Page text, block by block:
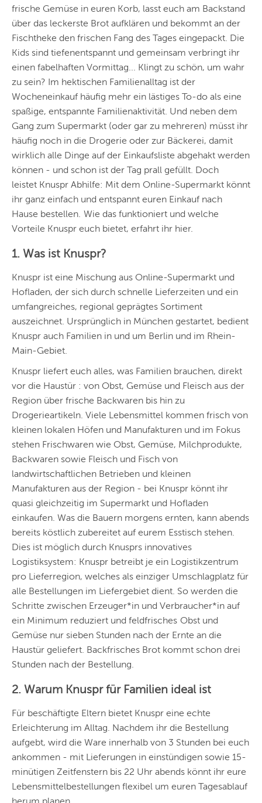
frische Gemüse in euren Korb, lasst euch am Backstand
über das leckerste Brot aufklären und bekommt an der
Fischtheke den frischen Fang des Tages eingepackt. Die
Kids sind tiefenentspannt und gemeinsam verbringt ihr
einen fabelhaften Vormittag... Klingt zu schön, um wahr
zu sein? Im hektischen Familienalltag ist der
Wocheneinkauf häufig mehr ein lästiges To-do als eine
spaßige, entspannte Familienaktivität. Und neben dem
Gang zum Supermarkt (oder gar zu mehreren) müsst ihr
häufig noch in die Drogerie oder zur Bäckerei, damit
wirklich alle Dinge auf der Einkaufsliste abgehakt werden
können - und schon ist der Tag prall gefüllt. Doch
leistet Knuspr Abhilfe: Mit dem Online-Supermarkt könnt
ihr ganz einfach und entspannt euren Einkauf nach
Hause bestellen. Wie das funktioniert und welche
Vorteile Knuspr euch bietet, erfahrt ihr hier.
1. Was ist Knuspr?
Knuspr ist eine Mischung aus Online-Supermarkt und
Hofladen, der sich durch schnelle Lieferzeiten und ein
umfangreiches, regional geprägtes Sortiment
auszeichnet. Ursprünglich in München gestartet, bedient
Knuspr auch Familien in und um Berlin und im Rhein-
Main-Gebiet.
Knuspr liefert euch alles, was Familien brauchen, direkt
vor die Haustür : von Obst, Gemüse und Fleisch aus der
Region über frische Backwaren bis hin zu
Drogerieartikeln. Viele Lebensmittel kommen frisch von
kleinen lokalen Höfen und Manufakturen und im Fokus
stehen Frischwaren wie Obst, Gemüse, Milchprodukte,
Backwaren sowie Fleisch und Fisch von
landwirtschaftlichen Betrieben und kleinen
Manufakturen aus der Region - bei Knuspr könnt ihr
quasi gleichzeitig im Supermarkt und Hofladen
einkaufen. Was die Bauern morgens ernten, kann abends
bereits köstlich zubereitet auf eurem Esstisch stehen.
Dies ist möglich durch Knusprs innovatives
Logistiksystem: Knuspr betreibt je ein Logistikzentrum
pro Lieferregion, welches als einziger Umschlagplatz für
alle Bestellungen im Liefergebiet dient. So werden die
Schritte zwischen Erzeuger*in und Verbraucher*in auf
ein Minimum reduziert und feldfrisches Obst und
Gemüse nur sieben Stunden nach der Ernte an die
Haustür geliefert. Backfrisches Brot kommt schon drei
Stunden nach der Bestellung.
2. Warum Knuspr für Familien ideal ist
Für beschäftigte Eltern bietet Knuspr eine echte
Erleichterung im Alltag. Nachdem ihr die Bestellung
aufgebt, wird die Ware innerhalb von 3 Stunden bei euch
ankommen - mit Lieferungen in einstündigen sowie 15-
minütigen Zeitfenstern bis 22 Uhr abends könnt ihr eure
Lebensmittelbestellungen flexibel um euren Tagesablauf